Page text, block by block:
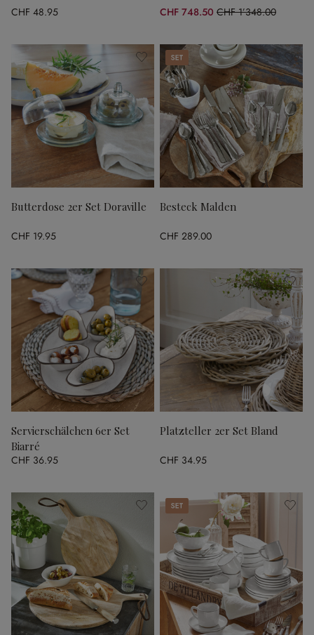
CHF 48.95 CHF 748.50 CHF 1’348.00
(44.47% gespart)
Butterdose 2er Set Doraville
CHF 19.95
Set
Besteck Malden
CHF 289.00
Servierschälchen 6er Set
Biarré
CHF 36.95
Platzteller 2er Set Bland
CHF 34.95
Set